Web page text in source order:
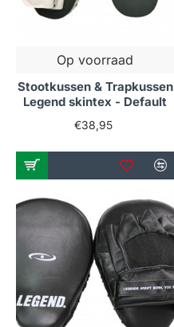
Op voorraad
Stootkussen & Trapkussen
Legend skintex - Default
€38,95